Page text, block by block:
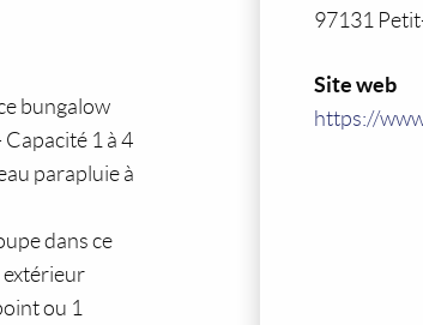
bungalow
1 à 4
parapluie à
dans ce
extérieur
ou 1
97131
Site web
https://